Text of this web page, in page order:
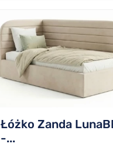
Łóżko Zanda
-...